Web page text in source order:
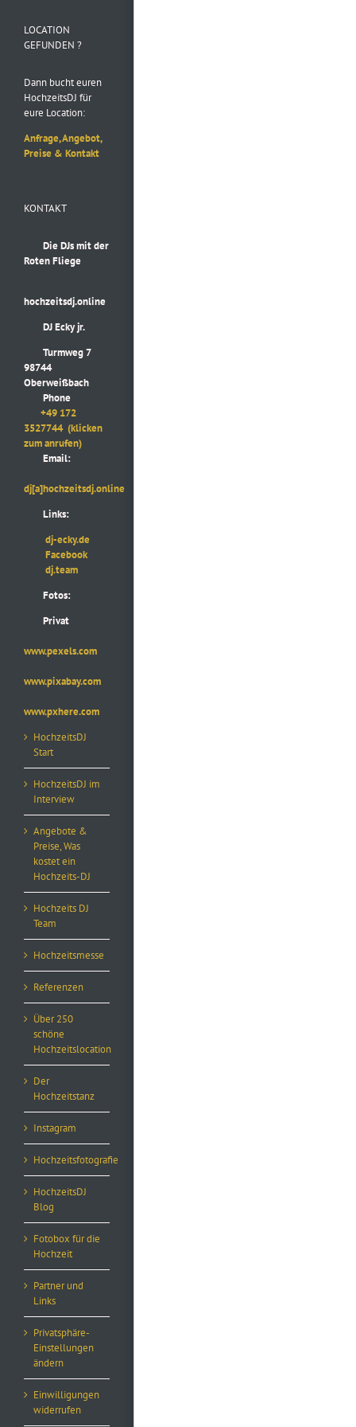
LOCATION
GEFUNDEN ?
Dann bucht euren
HochzeitsDJ für
eure Location:
Anfrage, Angebot,
Preise & Kontakt
KONTAKT
Die DJs mit der
Roten Fliege
hochzeitsdj.online
DJ Ecky jr.
Turmweg 7
98744
Oberweißbach
Phone
+49 172
3527744 (klicken
zum anrufen)
Email:
dj[a]hochzeitsdj.online
Links:
dj-ecky.de
Facebook
dj.team
Fotos:
Privat
www.pexels.com
www.pixabay.com
www.pxhere.com
HochzeitsDJ
Start
HochzeitsDJ im
Interview
Angebote &
Preise, Was
kostet ein
Hochzeits-DJ
Hochzeits DJ
Team
Hochzeitsmesse
Referenzen
Über 250
schöne
Hochzeitslocation
Der
Hochzeitstanz
Instagram
Hochzeitsfotografie
HochzeitsDJ
Blog
Fotobox für die
Hochzeit
Partner und
Links
Privatsphäre-
Einstellungen
ändern
Einwilligungen
widerrufen